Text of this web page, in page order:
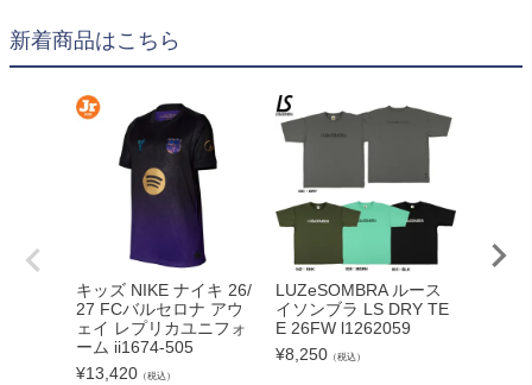
新着商品はこちら
キッズ NIKE ナイキ 26/
27 FCバルセロナ アウ
ェイ レプリカユニフォ
ーム ii1674-505
¥13,420 （税込）
LUZeSOMBRA ルース
イソンブラ LS DRY TE
E 26FW l1262059
¥8,250 （税込）